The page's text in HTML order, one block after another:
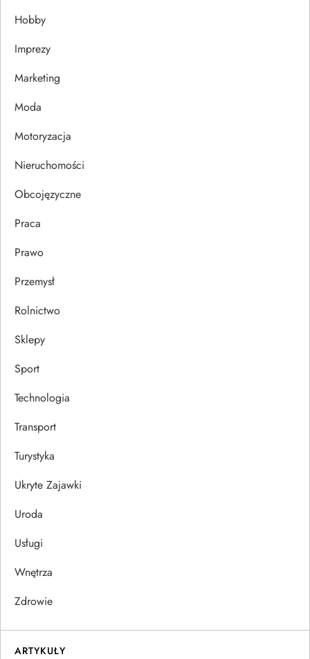
a
w
p
u
Hobby
Imprezy
Marketing
Moda
Motoryzacja
Nieruchomości
Obcojęzyczne
Praca
Prawo
Przemysł
Rolnictwo
Sklepy
Sport
Technologia
Transport
Turystyka
Ukryte Zajawki
Uroda
Usługi
Wnętrza
Zdrowie
ARTYKUŁY